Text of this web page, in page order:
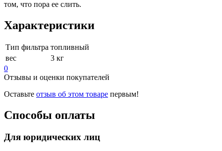
том, что пора ее слить.
Характеристики
Тип фильтра топливный
вес
3 кг
0
Отзывы и оценки покупателей
Оставьте отзыв об этом товаре первым!
Способы оплаты
Для юридических лиц